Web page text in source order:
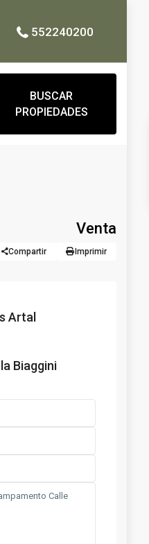
552240200
BUSCAR
PROPIEDADES
Venta
Compartir Imprimir
Artal
Biaggini